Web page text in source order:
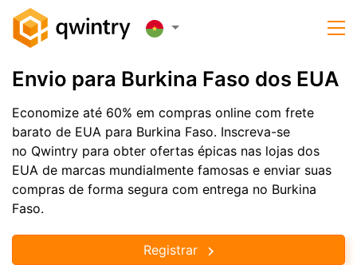
Envio para Burkina Faso dos EUA
Economize até 60% em compras online com frete
barato de EUA para Burkina Faso. Inscreva-se
no Qwintry para obter ofertas épicas nas lojas dos
EUA de marcas mundialmente famosas e enviar suas
compras de forma segura com entrega no Burkina
Faso.
Registrar